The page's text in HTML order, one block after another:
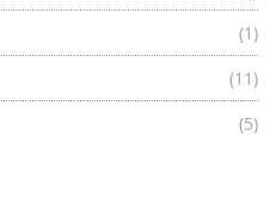
(1)
(11)
(5)